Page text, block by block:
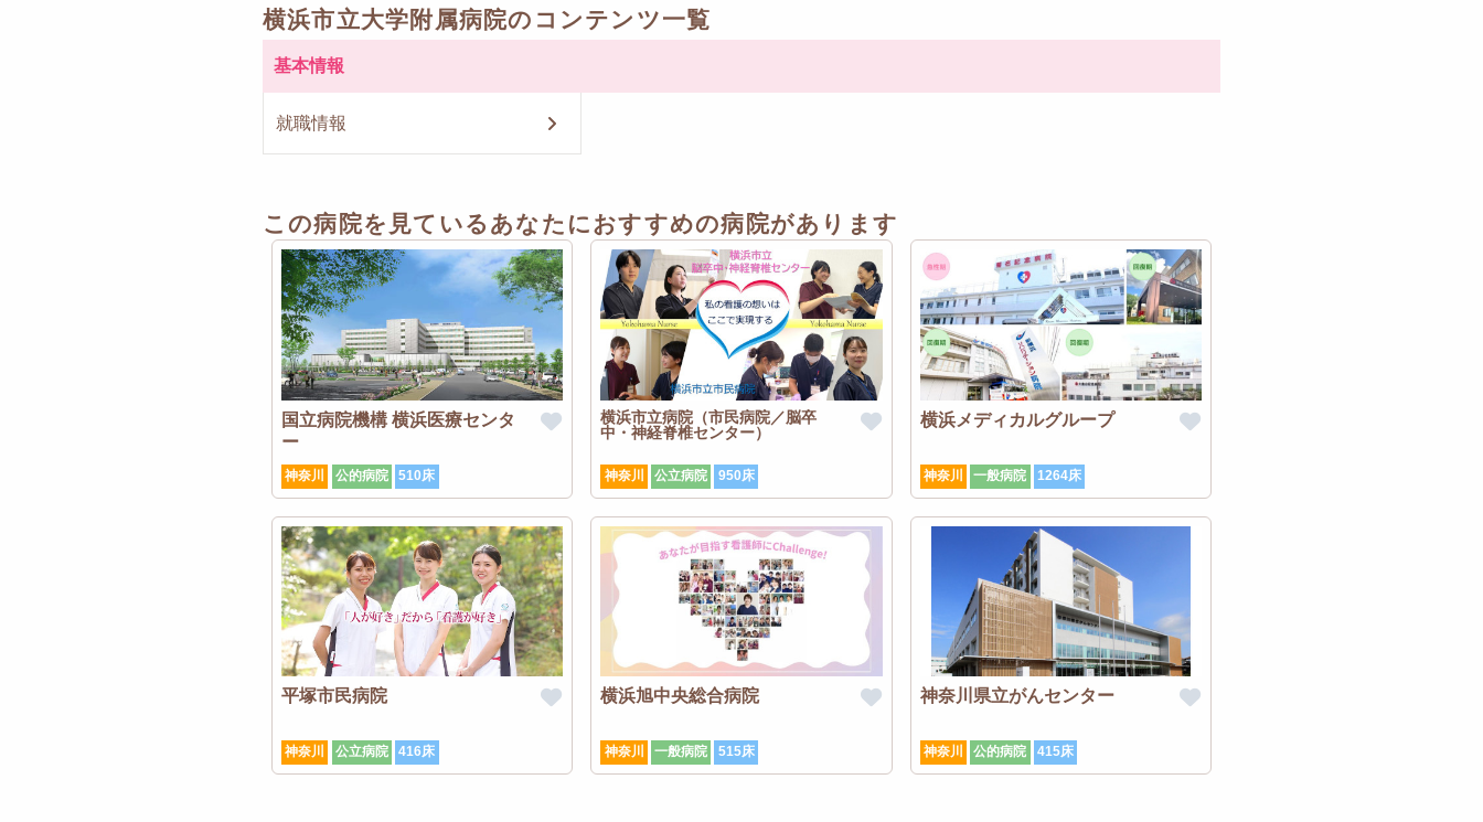
横浜市立大学附属病院のコンテンツ一覧
基本情報
就職情報
この病院を見ているあなたにおすすめの病院があります
国立病院機構 横浜医療センタ
ー
神奈川 公的病院 510床
横浜市立病院（市民病院／脳卒
中・神経脊椎センター）
神奈川 公立病院 950床
横浜メディカルグループ
神奈川 一般病院 1264床
平塚市民病院
神奈川 公立病院 416床
横浜旭中央総合病院
神奈川 一般病院 515床
神奈川県立がんセンター
神奈川 公的病院 415床